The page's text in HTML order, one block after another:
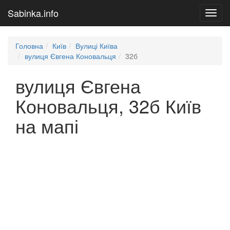
Sabinka.info
Головна Київ
Вулиці Київа
вулиця Євгена Коновальця
32б
вулиця Євгена
Коновальця, 32б Київ
на мапі